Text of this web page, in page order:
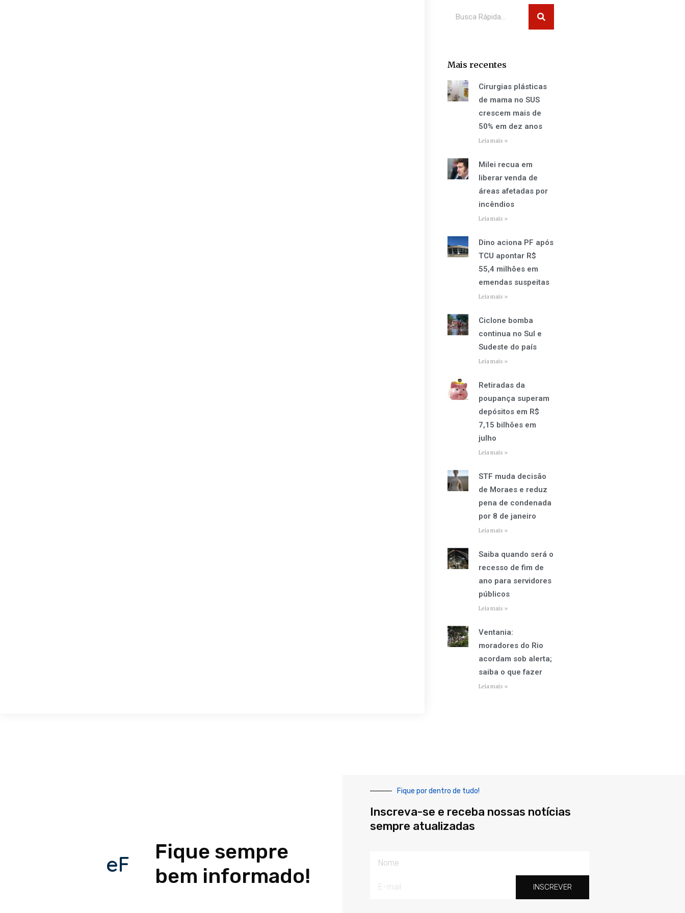
Mais recentes
Cirurgias plásticas
de mama no SUS
crescem mais de
50% em dez anos
Leia mais »
Milei recua em
liberar venda de
áreas afetadas por
incêndios
Leia mais »
Dino aciona PF após
TCU apontar R$
55,4 milhões em
emendas suspeitas
Leia mais »
Ciclone bomba
continua no Sul e
Sudeste do país
Leia mais »
Retiradas da
poupança superam
depósitos em R$
7,15 bilhões em
julho
Leia mais »
STF muda decisão
de Moraes e reduz
pena de condenada
por 8 de janeiro
Leia mais »
Saiba quando será o
recesso de fim de
ano para servidores
públicos
Leia mais »
Ventania:
moradores do Rio
acordam sob alerta;
saiba o que fazer
Leia mais »
eF
Fique sempre
bem informado!
Fique por dentro de tudo!
Inscreva-se e receba nossas notícias
sempre atualizadas
INSCREVER